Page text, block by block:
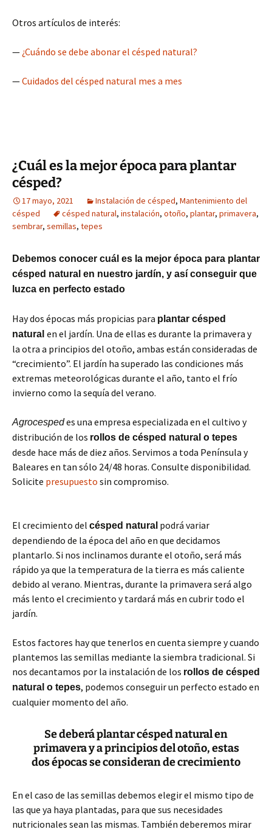
Otros artículos de interés:
— ¿Cuándo se debe abonar el césped natural?
—Cuidados del césped natural mes a mes
¿Cuál es la mejor época para plantar
césped?
17 mayo, 2021 Instalación de césped, Mantenimiento del
césped
césped natural, instalación, otoño, plantar, primavera,
sembrar, semillas, tepes
Debemos conocer cuál es la mejor época para plantar
césped natural en nuestro jardín, y así conseguir que
luzca en perfecto estado
Hay dos épocas más propicias para plantar césped
natural en el jardín. Una de ellas es durante la primavera y
la otra a principios del otoño, ambas están consideradas de
“crecimiento”. El jardín ha superado las condiciones más
extremas meteorológicas durante el año, tanto el frío
invierno como la sequía del verano.
Agrocespedes una empresa especializada en el cultivo y
distribución de los rollos de césped natural o tepes
desde hace más de diez años. Servimos a toda Península y
Baleares en tan sólo 24/48 horas. Consulte disponibilidad.
Solicite presupuesto sin compromiso.
El crecimiento del césped natural podrá variar
dependiendo de la época del año en que decidamos
plantarlo. Si nos inclinamos durante el otoño, será más
rápido ya que la temperatura de la tierra es más caliente
debido al verano. Mientras, durante la primavera será algo
más lento el crecimiento y tardará más en cubrir todo el
jardín.
Estos factores hay que tenerlos en cuenta siempre y cuando
plantemos las semillas mediante la siembra tradicional. Si
nos decantamos por la instalación de los rollos de césped
natural o tepes, podemos conseguir un perfecto estado en
cualquier momento del año.
Se deberá plantar césped natural en
primavera y a principios del otoño, estas
dos épocas se consideran de crecimiento
En el caso de las semillas debemos elegir el mismo tipo de
las que ya haya plantadas, para que sus necesidades
nutricionales sean las mismas. También deberemos mirar